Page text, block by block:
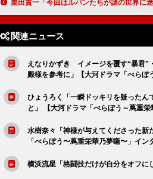
栗田貫一「今回はルパンたちが謎の世界に迷い込んで謎の敵と戦って、しかも前に倒した連中もよみがえってくるみたいな感じです」『LUPIN THE IIIRD THE MOVIE 不死
関連ニュース
えなりかずき イメージを覆す“暴君”
殿様を参考に」【大河ドラマ「べら
ひょうろく「一瞬ドッキリを疑ったん
と」 【大河ドラマ「べらぼう～蔦重
水樹奈々「神様が与えてくださった新
「べらぼう〜蔦重栄華乃夢噺〜」イン
横浜流星「格闘技だけが自分をオフ